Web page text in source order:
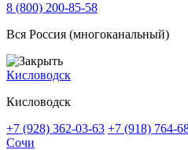
8 (800) 200-85-58
Вся Россия (многоканальный)
Кисловодск
Кисловодск
+7 (928) 362-03-63 +7 (918) 764-
Сочи